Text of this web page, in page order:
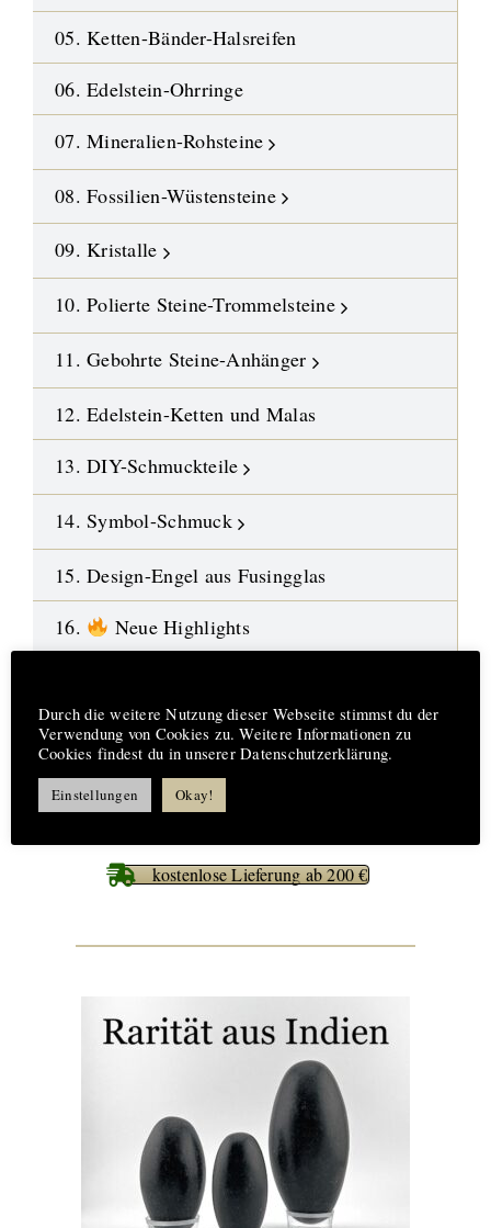
05. Ketten-Bänder-Halsreifen
06. Edelstein-Ohrringe
07. Mineralien-Rohsteine
08. Fossilien-Wüstensteine
09. Kristalle
10. Polierte Steine-Trommelsteine
11. Gebohrte Steine-Anhänger
12. Edelstein-Ketten und Malas
13. DIY-Schmuckteile
14. Symbol-Schmuck
15. Design-Engel aus Fusingglas
16.
Neue Highlights
18. %%% Best Deals
kostenlose Lieferung ab 200 €
Durch die weitere Nutzung dieser Webseite stimmst du der
Verwendung von Cookies zu. Weitere Informationen zu
Cookies findest du in unserer Datenschutzerklärung.
Einstellungen Okay!